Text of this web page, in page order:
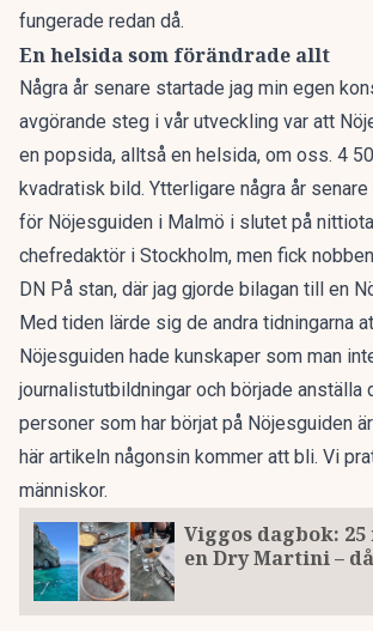
fungerade redan då.
En helsida som förändrade allt
Några år senare startade jag min egen
avgörande steg i vår utveckling var att
en popsida, alltså en helsida, om oss. 4
kvadratisk bild. Ytterligare några år
för Nöjesguiden i Malmö i slutet på
chefredaktör i Stockholm, men fick
DN På stan, där jag gjorde bilagan till en
Med tiden lärde sig de andra tidningarna
Nöjesguiden hade kunskaper som man
journalistutbildningar och började anställa
personer som har börjat på Nöjesguiden
här artikeln någonsin kommer att bli. Vi
människor.
Viggos dagbok:
en Dry Martini –